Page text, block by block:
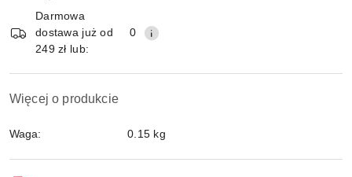
Darmowa
dostawa już od
249 zł lub:
0
Więcej o produkcie
Waga: 0.15 kg